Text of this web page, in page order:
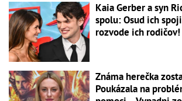
Kaia Gerber a syn
spolu: Osud ich
rozvode ich rodičov!
Známa herečka
Poukázala na